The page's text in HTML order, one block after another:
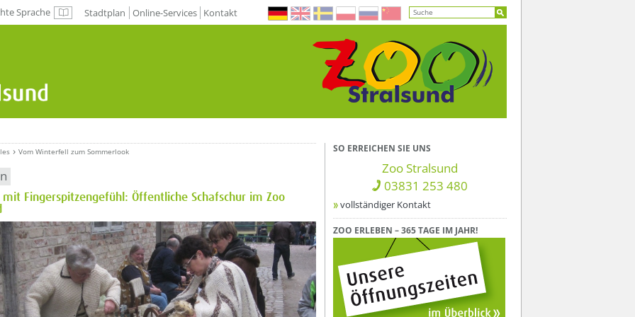
Sprache Leichte Sprache
Stadtplan Online-Services Kontakt
Vom Winterfell zum Sommerlook
mit Fingerspitzengefühl: Öffentliche Schafschur im Zoo
titel ???
SO ERREICHEN SIE UNS
Zoo Stralsund
03831 253 480
vollständiger Kontakt
ZOO ERLEBEN – 365 TAGE IM JAHR!